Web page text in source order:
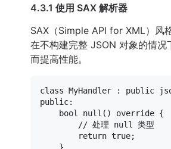
4.3.1 使用 SAX 解析器
SAX（Simple API for XML）风
在不构建完整 JSON 对象的情况
而提高性能。
class MyHandler : public
public:
bool
null () override {
// 处理 null 类型
return true;